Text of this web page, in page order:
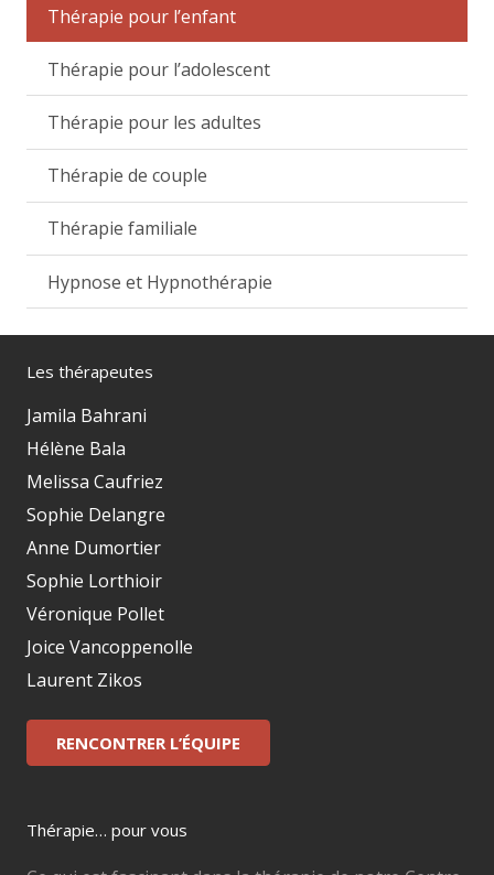
Thérapie pour l’enfant
Thérapie pour l’adolescent
Thérapie pour les adultes
Thérapie de couple
Thérapie familiale
Hypnose et Hypnothérapie
Les thérapeutes
Jamila Bahrani
Hélène Bala
Melissa Caufriez
Sophie Delangre
Anne Dumortier
Sophie Lorthioir
Véronique Pollet
Joice Vancoppenolle
Laurent Zikos
RENCONTRER L’ÉQUIPE
Thérapie… pour vous